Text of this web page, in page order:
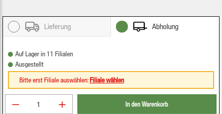
Lieferung Abholung
Auf Lager in 11 Filialen
Ausgestellt
Bitte erst Filiale auswählen:Filiale wählen
Produkt Anzahl: Gib den gewünschten Wert ein
In den Warenkorb